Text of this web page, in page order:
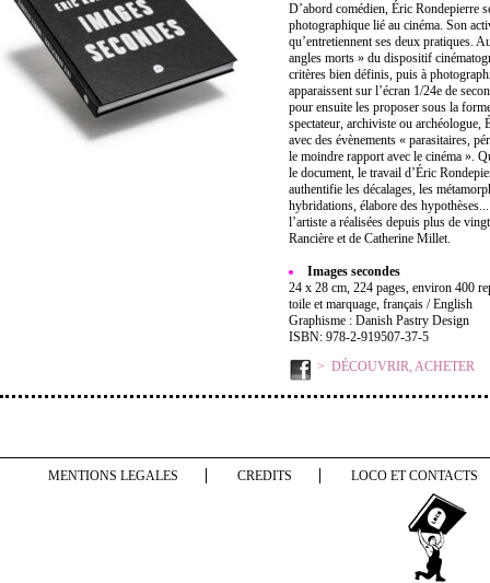
D’abord comédien, Éric
photographique lié au cinéma. Son
qu’entretiennent ses deux pratiques.
angles morts » du dispositif
critères bien définis, puis à
apparaissent sur l’écran 1/24e de
pour ensuite les proposer sous la
spectateur, archiviste ou archéologue,
avec des évènements « parasitaires,
le moindre rapport avec le cinéma ».
le document, le travail d’Éric
authentifie les décalages, les
hybridations, élabore des
l’artiste a réalisées depuis plus de
Rancière et de Catherine Millet.
Images secondes
24 x 28 cm, 224 pages, environ 400
toile et marquage, français / English
Graphisme : Danish Pastry Design
ISBN: 978-2-919507-37-5
DÉCOUVRIR, ACHETER
MENTIONS LEGALES CREDITS LOCO ET CONTACTS